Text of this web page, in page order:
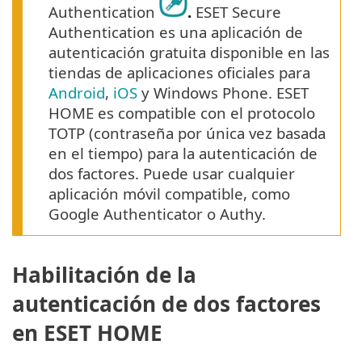
Authentication
. ESET Secure
Authentication es una aplicación de
autenticación gratuita disponible en las
tiendas de aplicaciones oficiales para
Android, iOS y Windows Phone. ESET
HOME es compatible con el protocolo
TOTP (contraseña por única vez basada
en el tiempo) para la autenticación de
dos factores. Puede usar cualquier
aplicación móvil compatible, como
Google Authenticator o Authy.
Habilitación de la
autenticación de dos factores
en ESET HOME